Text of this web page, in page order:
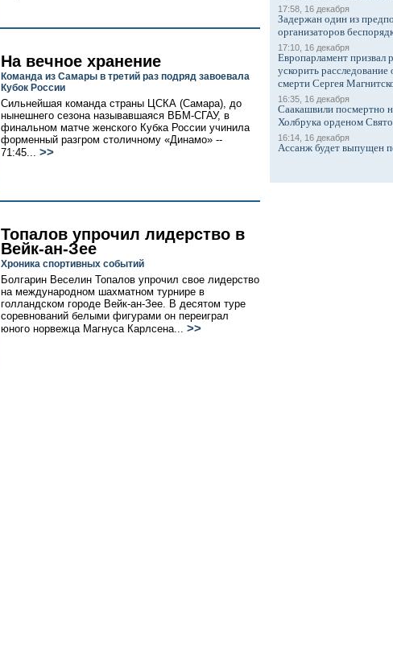
На вечное хранение
Команда из Самары в третий раз подряд завоевала
Кубок России
Сильнейшая команда страны ЦСКА (Самара), до
нынешнего сезона называвшаяся ВБМ-СГАУ, в
финальном матче женского Кубка России учинила
форменный разгром столичному «Динамо» --
71:45... >>
Топалов упрочил лидерство в
Вейк-ан-Зее
Хроника спортивных событий
Болгарин Веселин Топалов упрочил свое лидерство
на международном шахматном турнире в
голландском городе Вейк-ан-Зее. В десятом туре
соревнований белыми фигурами он переиграл
юного норвежца Магнуса Карлсена... >>
17:58, 16 декабря
Задержан один из
организаторов
17:10, 16 декабря
Европарламент призвал
ускорить расследование
смерти Сергея
16:35, 16 декабря
Саакашвили посмертно
Холбрука орденом
16:14, 16 декабря
Ассанж будет выпущен